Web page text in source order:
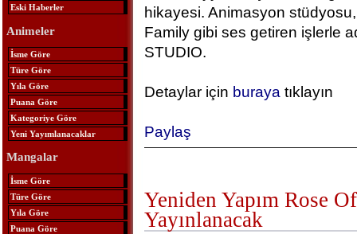
Eski Haberler
Animeler
İsme Göre
Türe Göre
Yıla Göre
Puana Göre
Kategoriye Göre
Yeni Yayımlanacaklar
Mangalar
İsme Göre
Türe Göre
Yıla Göre
Puana Göre
hikayesi. Animasyon
Family gibi ses getiren işlerle
STUDIO.
Detaylar için buraya tıklayın
Paylaş
Yeniden Yapım Rose
Yayınlanacak